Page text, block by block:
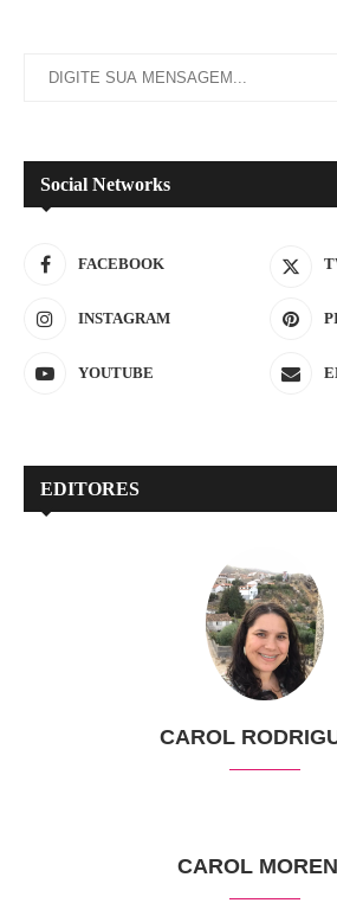
Social Networks
FACEBOOK
INSTAGRAM
YOUTUBE
EDITORES
CAROL
CAROL